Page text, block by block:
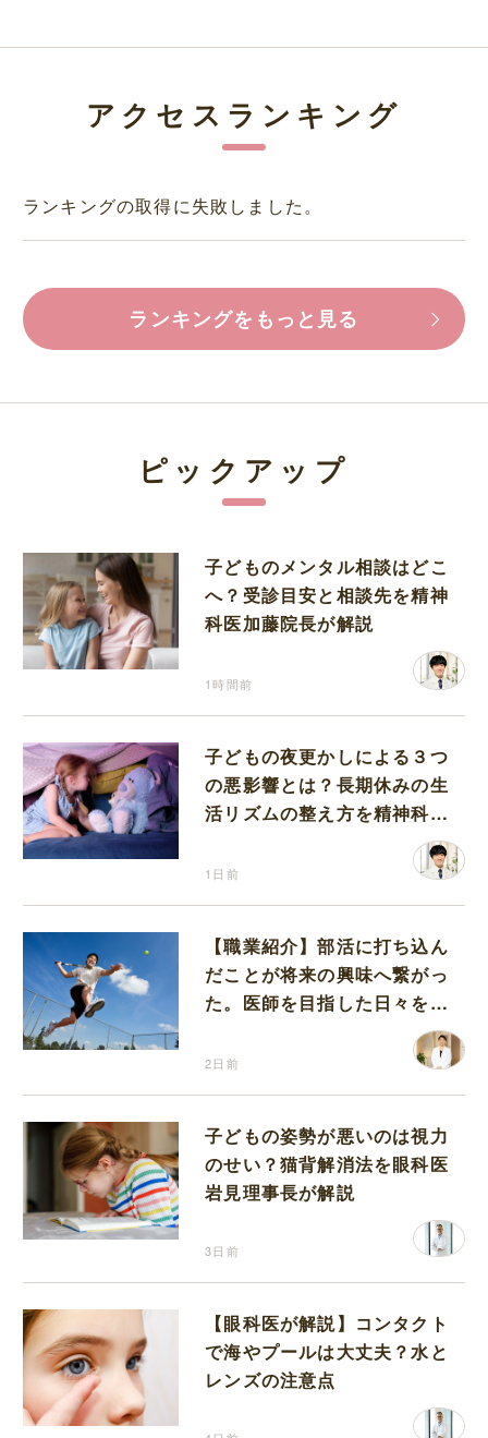
アクセスランキング
ランキングの取得に失敗しました。
ランキングをもっと見る
ピックアップ
子どものメンタル相談はどこ
へ？受診目安と相談先を精神
科医加藤院長が解説
1時間前
子どもの夜更かしによる３つ
の悪影響とは？長期休みの生
活リズムの整え方を精神科医
1日前
【職業紹介】部活に打ち込ん
だことが将来の興味へ繋がっ
た。医師を目指した日々を振
2日前
子どもの姿勢が悪いのは視力
のせい？猫背解消法を眼科医
岩見理事長が解説
3日前
【眼科医が解説】コンタクト
で海やプールは大丈夫？水と
レンズの注意点